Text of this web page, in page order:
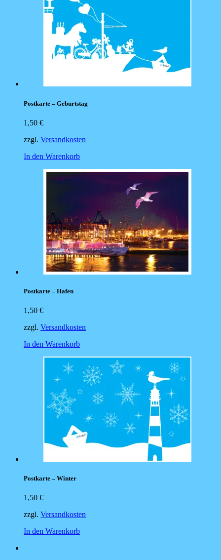
Postkarte – Geburtstag
1,50 €
zzgl. Versandkosten
In den Warenkorb
Postkarte – Hafen
1,50 €
zzgl. Versandkosten
In den Warenkorb
Postkarte – Winter
1,50 €
zzgl. Versandkosten
In den Warenkorb